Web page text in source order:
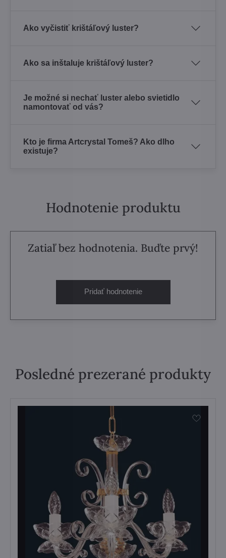
Ako vyčistiť krištáľový luster?
Ako sa inštaluje krištáľový luster?
Je možné si nechať luster alebo svietidlo
namontovať od vás?
Kto je firma Artcrystal Tomeš? Ako dlho
existuje?
Hodnotenie produktu
Zatiaľ bez hodnotenia. Buďte prvý!
Pridať hodnotenie
Posledné prezerané produkty